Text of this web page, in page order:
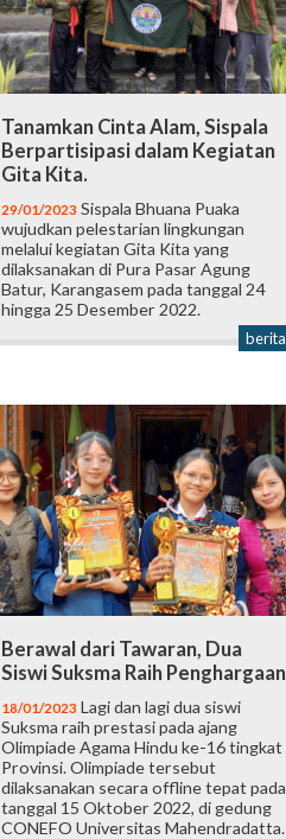
Tanamkan Cinta Alam, Sispala
Berpartisipasi dalam Kegiatan
Gita Kita.
29/01/2023 Sispala Bhuana Puaka
wujudkan pelestarian lingkungan
melalui kegiatan Gita Kita yang
dilaksanakan di Pura Pasar Agung
Batur, Karangasem pada tanggal 24
hingga 25 Desember 2022.
berita
Berawal dari Tawaran, Dua
Siswi Suksma Raih Penghargaan
18/01/2023 Lagi dan lagi dua siswi
Suksma raih prestasi pada ajang
Olimpiade Agama Hindu ke-16 tingkat
Provinsi. Olimpiade tersebut
dilaksanakan secara offline tepat pada
tanggal 15 Oktober 2022, di gedung
CONEFO Universitas Mahendradatta.